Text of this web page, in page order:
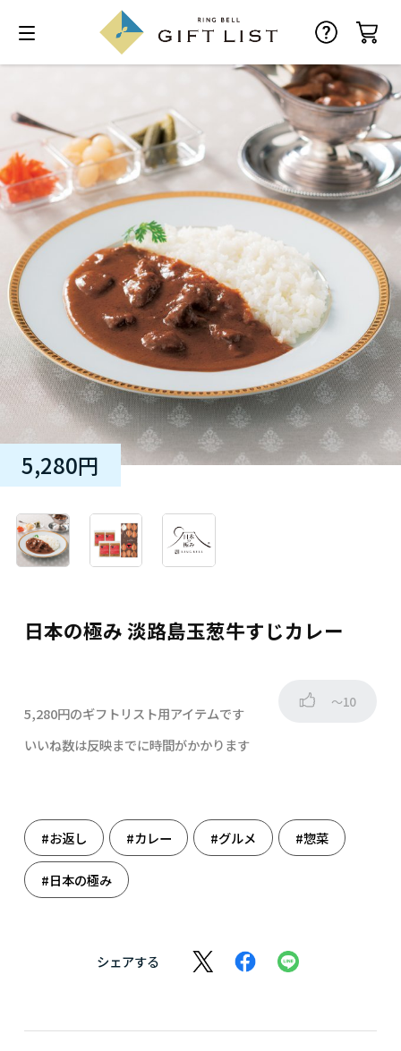
日本の極み 淡路島玉葱牛すじカレー
5,280円
5,280円のギフトリスト用アイテムです
～10
いいね数は反映までに時間がかかります
#お返し #カレー #グルメ #惣菜
#日本の極み
シェアする